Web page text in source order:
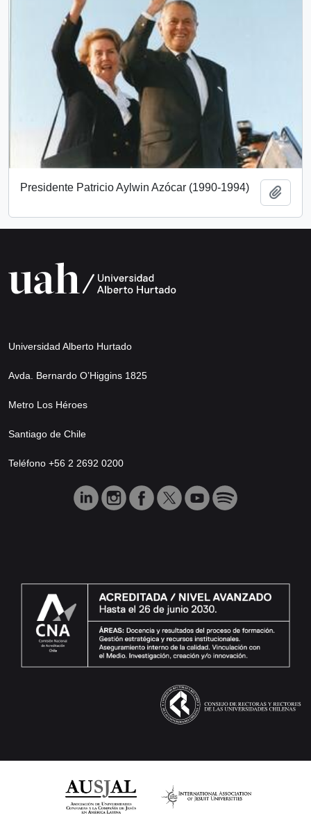
Presidente Patricio Aylwin Azócar (1990-1994)
Universidad Alberto Hurtado
Avda. Bernardo O’Higgins 1825
Metro Los Héroes
Santiago de Chile
Teléfono +56 2 2692 0200